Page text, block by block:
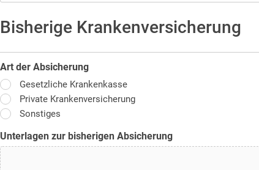
Bisherige Krankenversicherung
Art der Absicherung
Gesetzliche Krankenkasse
Private Krankenversicherung
Sonstiges
Unterlagen zur bisherigen Absicherung